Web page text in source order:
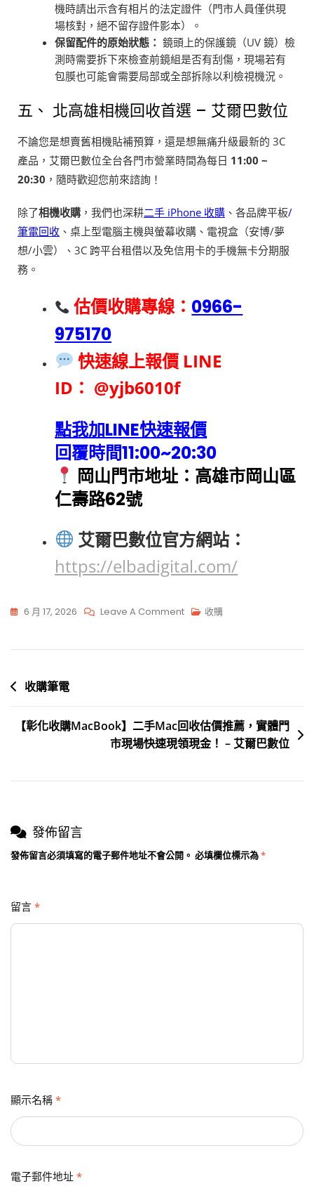
機時請出示含有相片的法定證件（門市人員僅供現
場核對，絕不留存證件影本）。
保留配件的原始狀態： 鏡頭上的保護鏡（UV 鏡）檢
測時需要拆下來檢查前鏡組是否有刮傷，現場若有
包膜也可能會需要局部或全部拆除以利檢視機況。
五、 北高雄相機回收首選 – 艾爾巴數位
不論您是想賣舊相機貼補預算，還是想無痛升級最新的 3C
產品，艾爾巴數位全台各門市營業時間為每日 11:00 ~
20:30 ，隨時歡迎您前來諮詢！
除了相機收購 ，我們也深耕二手 iPhone 收購 、各品牌平板/
筆電回收 、桌上型電腦主機與螢幕收購、電視盒（安博/夢
想/小雲）、3C 跨平台租借以及免信用卡的手機無卡分期服
務。
估價收購專線： 0966-
975170
快速線上報價 LINE
ID： @yjb6010f
點我加LINE快速報價
回覆時間11:00~20:30
岡山門市地址：高雄市岡山區
仁壽路62號
艾爾巴數位官方網站：
https://elbadigital.com/
6 月 17, 2026 Leave A Comment 收購
收購筆電
【彰化收購MacBook】二手Mac回收估價推薦，實體門
市現場快速現領現金！ – 艾爾巴數位
發佈留言
發佈留言必須填寫的電子郵件地址不會公開。 必填欄位標示為*
留言 *
顯示名稱 *
電子郵件地址 *